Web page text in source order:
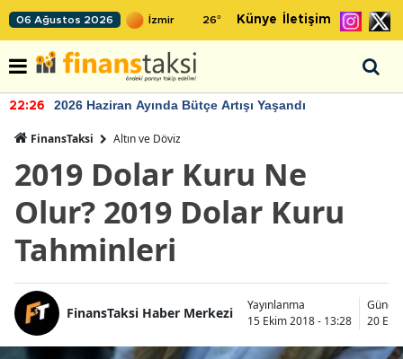
06 Ağustos 2026 26° Künye İletişim
22:26 2026 Haziran Ayında Bütçe Artışı Yaşandı
FinansTaksi Altın ve Döviz
2019 Dolar Kuru Ne
Olur? 2019 Dolar Kuru
Tahminleri
FinansTaksi Haber Merkezi
Yayınlanma
15 Ekim 2018 - 13:28
20